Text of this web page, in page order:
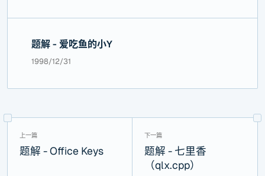
题解 - 爱吃鱼的小Y
1998/12/31
题解 - Office Keys
题解 - 七里香
（qlx.cpp）